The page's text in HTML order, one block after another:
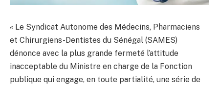
« Le Syndicat Autonome des Médecins, Pharmaciens
et Chirurgiens-Dentistes du Sénégal (SAMES)
dénonce avec la plus grande fermeté l’attitude
inacceptable du Ministre en charge de la Fonction
publique qui engage, en toute partialité, une série de